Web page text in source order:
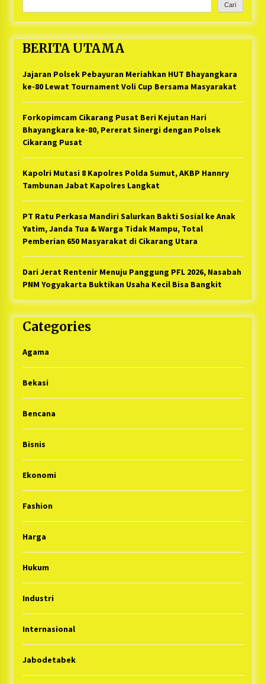
Cari
BERITA UTAMA
Jajaran Polsek Pebayuran Meriahkan HUT Bhayangkara
ke-80 Lewat Tournament Voli Cup Bersama Masyarakat
Forkopimcam Cikarang Pusat Beri Kejutan Hari
Bhayangkara ke-80, Pererat Sinergi dengan Polsek
Cikarang Pusat
Kapolri Mutasi 8 Kapolres Polda Sumut, AKBP Hannry
Tambunan Jabat Kapolres Langkat
PT Ratu Perkasa Mandiri Salurkan Bakti Sosial ke Anak
Yatim, Janda Tua & Warga Tidak Mampu, Total
Pemberian 650 Masyarakat di Cikarang Utara
Dari Jerat Rentenir Menuju Panggung PFL 2026, Nasabah
PNM Yogyakarta Buktikan Usaha Kecil Bisa Bangkit
Categories
Agama
Bekasi
Bencana
Bisnis
Ekonomi
Fashion
Harga
Hukum
Industri
Internasional
Jabodetabek